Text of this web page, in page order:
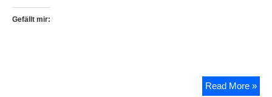
Gefällt mir:
Read More »